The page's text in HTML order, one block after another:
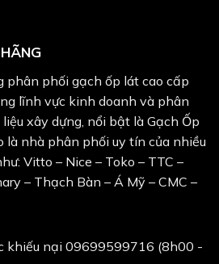
phân phối gạch ốp lát cao cấp
lĩnh vực kinh doanh và phân
xây dựng, nổi bật là Gạch Ốp
là nhà phân phối uy tín của nhiều
Vitto – Nice – Toko – TTC –
– Thạch Bàn – Á Mỹ – CMC –
khiếu nại 09699599716 (8h00 -